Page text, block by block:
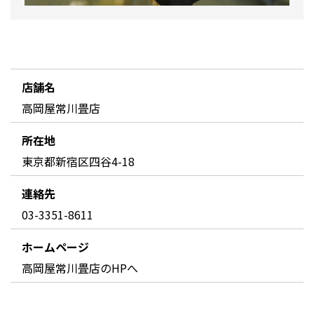
店舗名
高岡屋常川畳店
所在地
東京都新宿区四谷4-18
連絡先
03-3351-8611
ホームページ
高岡屋常川畳店のHPへ